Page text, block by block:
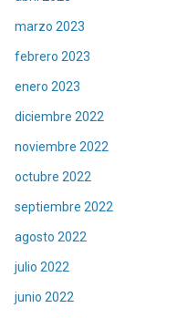
marzo 2023
febrero 2023
enero 2023
diciembre 2022
noviembre 2022
octubre 2022
septiembre 2022
agosto 2022
julio 2022
junio 2022